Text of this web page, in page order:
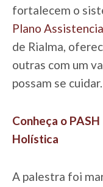
fortalecem o
Plano
de Rialma,
outras com um
possam se cuidar.
Conheça o
Holística
A palestra foi